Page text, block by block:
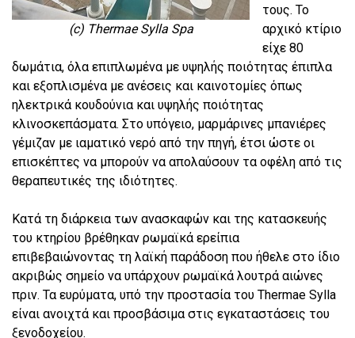
(c) Thermae Sylla Spa
τους. Το
αρχικό κτίριο
είχε 80
δωμάτια, όλα επιπλωμένα με υψηλής ποιότητας έπιπλα
και εξοπλισμένα με ανέσεις και καινοτομίες όπως
ηλεκτρικά κουδούνια και υψηλής ποιότητας
κλινοσκεπάσματα. Στο υπόγειο, μαρμάρινες μπανιέρες
γέμιζαν με ιαματικό νερό από την πηγή, έτσι ώστε οι
επισκέπτες να μπορούν να απολαύσουν τα οφέλη από τις
θεραπευτικές της ιδιότητες.
Κατά τη διάρκεια των ανασκαφών και της κατασκευής
του κτηρίου βρέθηκαν ρωμαϊκά ερείπια
επιβεβαιώνοντας τη λαϊκή παράδοση που ήθελε στο ίδιο
ακριβώς σημείο να υπάρχουν ρωμαϊκά λουτρά αιώνες
πριν. Τα ευρύματα, υπό την προστασία του Thermae Sylla
είναι ανοιχτά και προσβάσιμα στις εγκαταστάσεις του
ξενοδοχείου.